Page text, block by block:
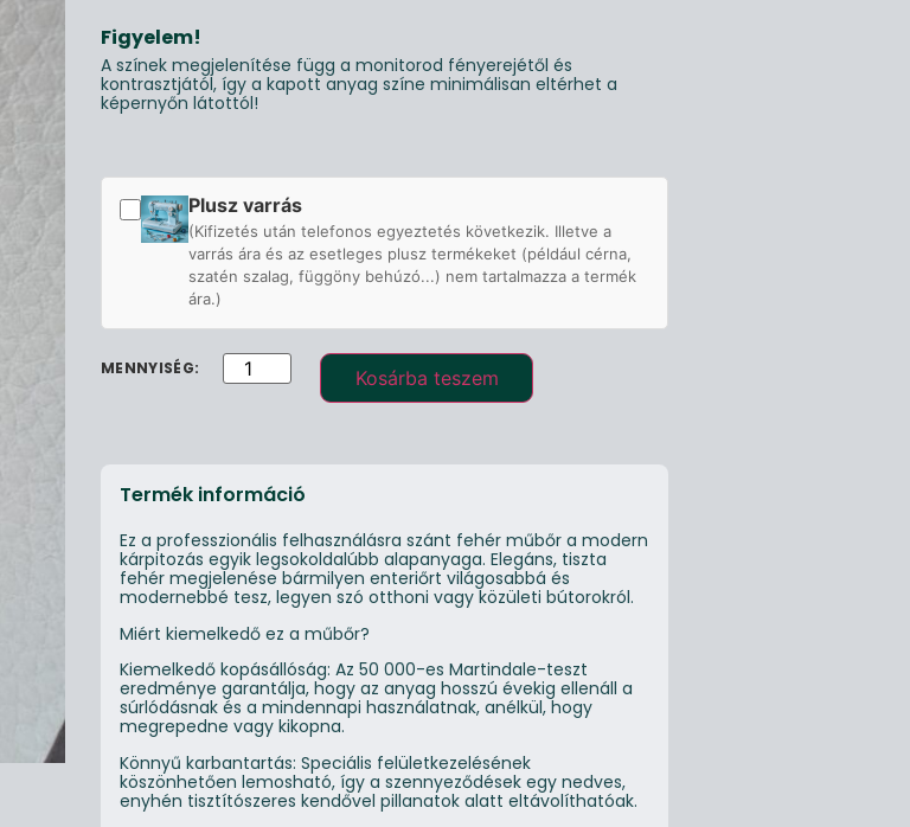
Figyelem!
A színek megjelenítése függ a monitorod fényerejétől és
kontrasztjától, így a kapott anyag színe minimálisan eltérhet a
képernyőn látottól!
Plusz varrás
(Kifizetés után telefonos egyeztetés következik. Illetve a
varrás ára és az esetleges plusz termékeket (például cérna,
szatén szalag, függöny behúzó...) nem tartalmazza a termék
ára.)
Kosárba teszem
Termék információ
Ez a professzionális felhasználásra szánt fehér műbőr a modern
kárpitozás egyik legsokoldalúbb alapanyaga. Elegáns, tiszta
fehér megjelenése bármilyen enteriőrt világosabbá és
modernebbé tesz, legyen szó otthoni vagy közületi bútorokról.
Miért kiemelkedő ez a műbőr?
Kiemelkedő kopásállóság: Az 50 000-es Martindale-teszt
eredménye garantálja, hogy az anyag hosszú évekig ellenáll a
súrlódásnak és a mindennapi használatnak, anélkül, hogy
megrepedne vagy kikopna.
Könnyű karbantartás: Speciális felületkezelésének
köszönhetően lemosható, így a szennyeződések egy nedves,
enyhén tisztítószeres kendővel pillanatok alatt eltávolíthatóak.